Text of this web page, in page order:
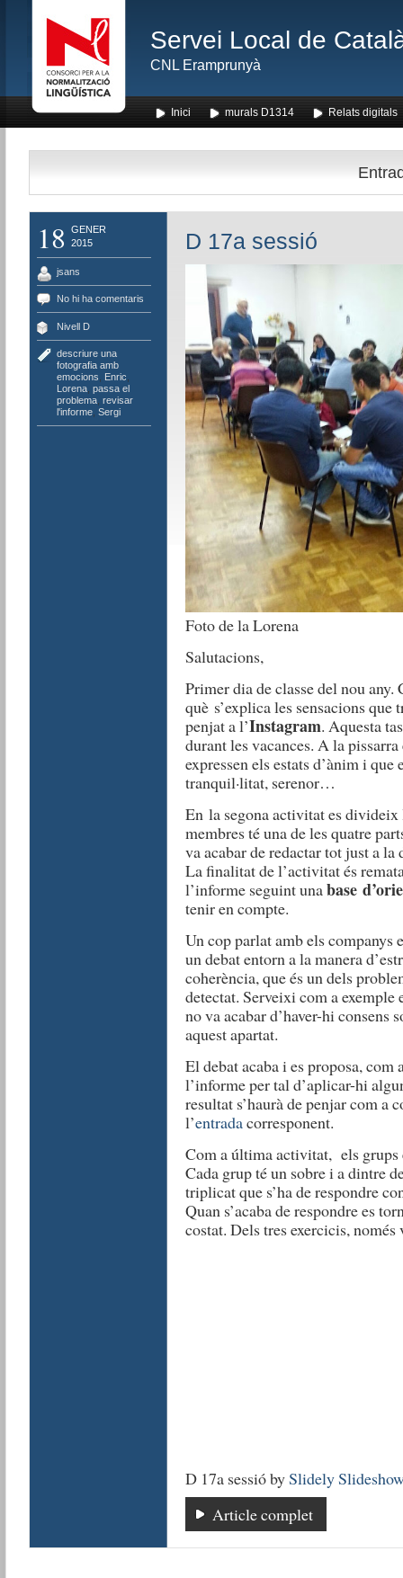
Servei Local de
CNL Eramprunyà
Inici murals D1314 Relats digitals
18
GENER
2015
jsans
No hi ha comentaris
Nivell D
descriure una
fotografia amb
emocions
Enric
Lorena, passa el
problema, revisar
l'informe, Sergi
D 17a sessió
Foto de la Lorena
Salutacions,
Primer dia de classe del nou any.
què s’explica les sensacions que
penjat a l’Instagram. Aquesta
durant les vacances. A la
expressen els estats d’ànim i
tranquil·litat, serenor…
En la segona activitat es divideix
membres té una de les quatre
va acabar de redactar tot just a la
La finalitat de l’activitat és
l’informe seguint unabase
tenir en compte.
Un cop parlat amb els companys
un debat entorn a la manera
coherència, que és un dels
detectat. Serveixi com a
no va acabar d’haver-hi consens
aquest apartat.
El debat acaba i es proposa, com
l’informe per tal d’aplicar-hi
resultat s’haurà de penjar com a
l’entradacorresponent.
Com a última activitat, els grups
Cada grup té un sobre i a dintre
triplicat que s’ha de respondre
Quan s’acaba de respondre es
costat. Dels tres exercicis, només
D 17a sessió bySlidely
Article complet